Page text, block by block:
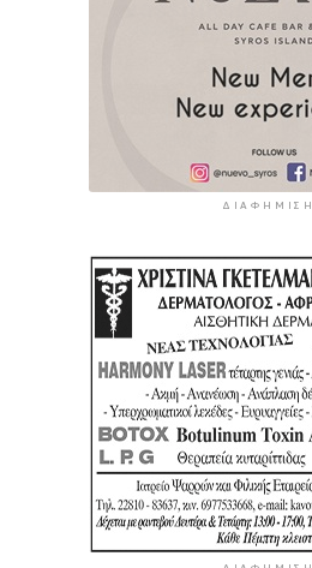
ΔΙΑΦΉΜΙΣΗ